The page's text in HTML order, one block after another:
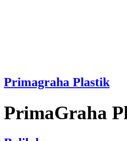
Primagraha Plastik
PrimaGraha